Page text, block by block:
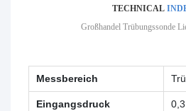
TECHNICAL
Großhandel Trübungssonde
Messbereich
Eingangsdruck